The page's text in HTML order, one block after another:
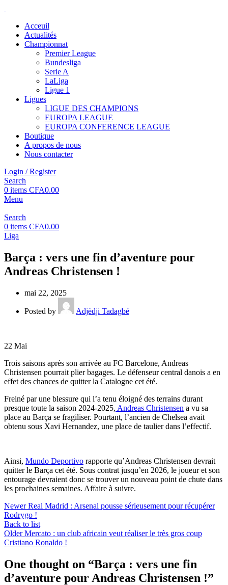
Acceuil
Actualités
Championnat
Premier League
Bundesliga
Serie A
LaLiga
Ligue 1
Ligues
LIGUE DES CHAMPIONS
EUROPA LEAGUE
EUROPA CONFERENCE LEAGUE
Boutique
A propos de nous
Nous contacter
Login / Register
Search
0 items CFA0.00
Menu
Search
0 items CFA0.00
Liga
Barça : vers une fin d’aventure pour
Andreas Christensen !
mai 22, 2025
Posted by Adjèdji Tadagbé
22 Mai
Trois saisons après son arrivée au FC Barcelone, Andreas
Christensen pourrait plier bagages. Le défenseur central danois a en
effet des chances de quitter la Catalogne cet été.
Freiné par une blessure qui l’a tenu éloigné des terrains durant
presque toute la saison 2024-2025, Andreas Christensen a vu sa
place au Barça se fragiliser. Pourtant, l’ancien de Chelsea avait
obtenu sous Xavi Hernandez, une place de taulier dans l’effectif.
Ainsi, Mundo Deportivo rapporte qu’Andreas Christensen devrait
quitter le Barça cet été. Sous contrat jusqu’en 2026, le joueur et son
entourage devraient donc se trouver un nouveau point de chute dans
les prochaines semaines. Affaire à suivre.
Newer Real Madrid : Arsenal pousse sérieusement pour récupérer
Rodrygo !
Back to list
Older Mercato : un club africain veut réaliser le très gros coup
Cristiano Ronaldo !
One thought on “Barça : vers une fin
d’aventure pour Andreas Christensen !”